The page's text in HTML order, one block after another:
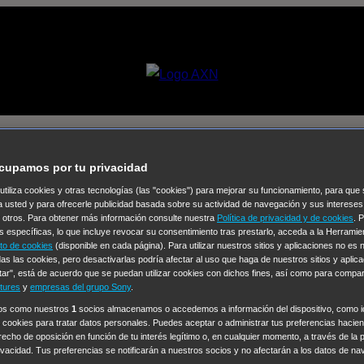
Selecciona un
Colección de Videos
Operación: Huracán House of Cards Despedida Salvaje
Cinco en familia Hudson & Rex Diez libras y un sueño Mr
y Lola High Country Los casos de Susan Ryeland: Moonflower
Libre de Culpa Morbius NCIS: Nueva Orleans Pandora En
Chicago Fire Monarch Circuito cerrado Alert: Unidad de
por tu privacidad
cookies y otras tecnologías (las "cookies") para mejorar su funcionamiento, para que
usted y para ofrecerle publicidad basada sobre su actividad de navegación y sus
otros. Para obtener más información consulte nuestra Política de privacidad y de cookies .
específicas, lo que incluye revocar su consentimiento tras prestarlo, acceda a la
de cookies (disponible en cada página). Para utilizar nuestros sitios y aplicaciones no es
las cookies, pero desactivarlas podría afectar al uso que haga de nuestros sitios y
está de acuerdo que se puedan utilizar cookies con dichos fines, así como para
y empresas del grupo Sony.
como nuestros 1 socios almacenamos o accedemos a información del dispositivo, como
para tratar datos personales. Puedes aceptar o administrar tus preferencias
de oposición en función de tu interés legítimo o, en cualquier momento, a través de la
Tus preferencias se notificarán a nuestros socios y no afectarán a los datos de